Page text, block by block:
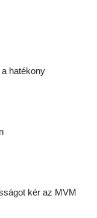
hatékony
kér az MVM